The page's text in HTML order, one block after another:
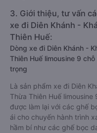
3. Giới thiệu, tư vấn
xe đi Diên Khánh -
Thiên Huế:
Dòng xe đi Diên Khánh -
Thiên Huế limousine 9
trọng
Là sản phẩm xe đi Diên
Thừa Thiên Huế
được làm lại với các ghế
ái cho chuyến hành trình
hầm bí như các ghế bọc